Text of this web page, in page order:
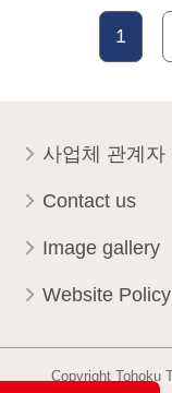
1
사업체 관계자
Contact us
Image gallery
Website Policy
Copyright Tohoku